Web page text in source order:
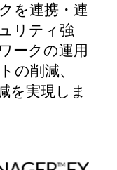
を連携・連
リティ強
ークの運用
の削減、
を実現しま